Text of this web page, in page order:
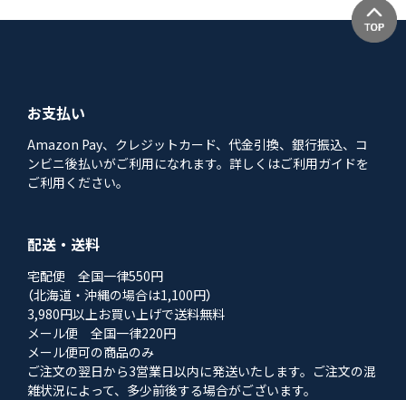
お支払い
Amazon Pay、クレジットカード、代金引換、銀行振込、コ
ンビニ後払いがご利用になれます。詳しくはご利用ガイドを
ご利用ください。
配送・送料
宅配便 全国一律550円
（北海道・沖縄の場合は1,100円）
3,980円以上お買い上げで送料無料
メール便 全国一律220円
メール便可の商品のみ
ご注文の翌日から3営業日以内に発送いたします。ご注文の混
雑状況によって、多少前後する場合がございます。